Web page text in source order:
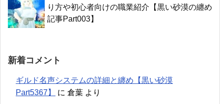
り方や初心者向けの職業紹介【黒い砂漠の纏め
記事Part003】
新着コメント
ギルド名声システムの詳細と纏め【黒い砂漠
Part5367】
に 倉葉 より